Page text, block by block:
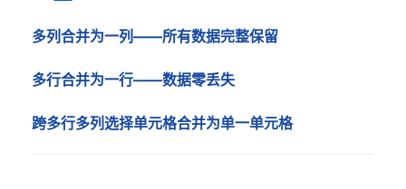
多列合并为一列——所有数据完整保留
多行合并为一行——数据零丢失
跨多行多列选择单元格合并为单一单元格